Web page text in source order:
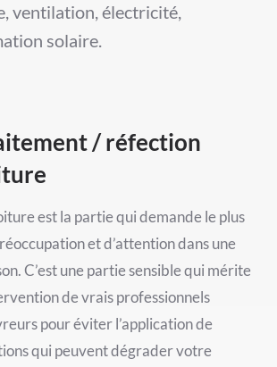
ventilation, électricité,
solaire.
/ réfection
est la partie qui demande le plus
et d’attention dans une
C’est une partie sensible qui mérite
de vrais professionnels
pour éviter l’application de
qui peuvent dégrader votre